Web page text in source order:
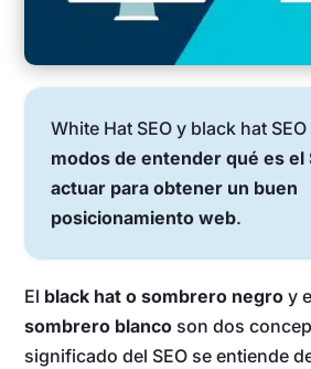
White Hat SEO y black hat
modos de entender qué es el
actuar para obtener un buen
posicionamiento web.
El black hat o sombrero negroy
sombrero blanco son dos
significado del SEO se entiende